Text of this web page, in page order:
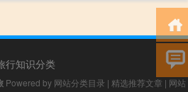
行知识分类
Powered by 网站分类目录 | 精选推荐文章 | 网站